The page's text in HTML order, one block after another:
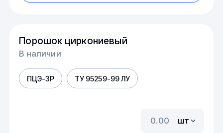
Порошок циркониевый
В наличии
ПЦЭ-3Р ТУ 95259-99 ЛУ
шт